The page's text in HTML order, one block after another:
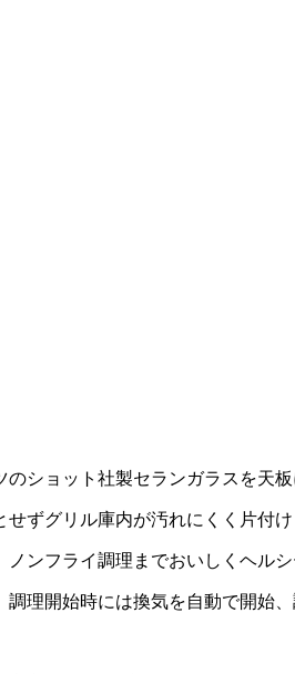
ショット社製セランガラスを天
ずグリル庫内が汚れにくく片付
ンフライ調理までおいしくヘルシ
理開始時には換気を自動で開始